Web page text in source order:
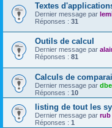
Textes
Dernier message par
Réponses : 31
Outils de calcul
Dernier message par
Réponses : 81
Calculs de
Dernier message par
Réponses : 10
listing de tout les
Dernier message par rub
Réponses : 1